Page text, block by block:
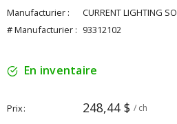
Manufacturier :
CURRENT LIGHTING
# Manufacturier : 93312102
En inventaire
Prix 248,44 $ / ch